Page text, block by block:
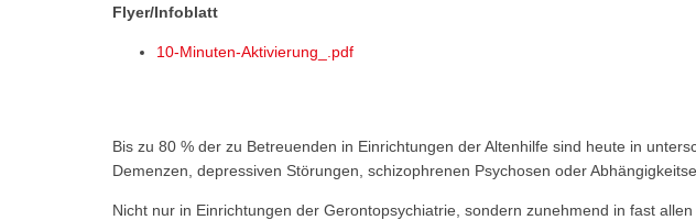
Flyer/Infoblatt
10-Minuten-Aktivierung_.pdf
Bis zu 80 % der zu Betreuenden in Einrichtungen der Altenhilfe sind heute in
Demenzen, depressiven Störungen, schizophrenen Psychosen oder
Nicht nur in Einrichtungen der Gerontopsychiatrie, sondern zunehmend in fast